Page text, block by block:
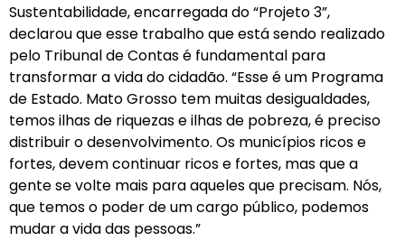
Sustentabilidade, encarregada do “Projeto 3”,
declarou que esse trabalho que está sendo realizado
pelo Tribunal de Contas é fundamental para
transformar a vida do cidadão. “Esse é um Programa
de Estado. Mato Grosso tem muitas desigualdades,
temos ilhas de riquezas e ilhas de pobreza, é preciso
distribuir o desenvolvimento. Os municípios ricos e
fortes, devem continuar ricos e fortes, mas que a
gente se volte mais para aqueles que precisam. Nós,
que temos o poder de um cargo público, podemos
mudar a vida das pessoas.”